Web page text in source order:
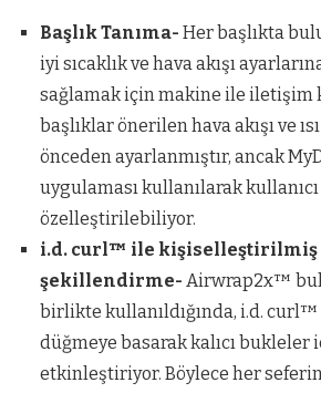
Başlık Tanıma- Her başlıkta
iyi sıcaklık ve hava akışı
sağlamak için makine ile iletişim
başlıklar önerilen hava akışı ve
önceden ayarlanmıştır, ancak
uygulaması kullanılarak
özelleştirilebiliyor.
i.d. curl™ ile kişiselleştirilmiş
şekillendirme- Airwrap2x™
birlikte kullanıldığında, i.d.
düğmeye basarak kalıcı bukleler
etkinleştiriyor. Böylece her